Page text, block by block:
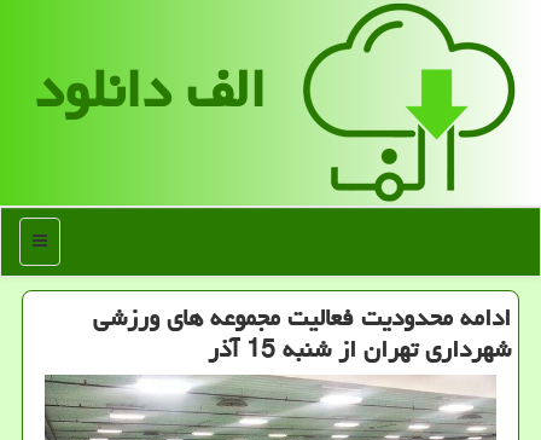
الف دانلود
منو
ادامه محدودیت فعالیت مجموعه های ورزشی
شهرداری تهران از شنبه 15 آذر